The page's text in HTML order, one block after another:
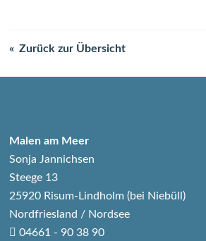
Zurück zur Übersicht
Malen am Meer
Sonja Jannichsen
Steege 13
25920 Risum-Lindholm (bei Niebüll)
Nordfriesland / Nordsee
04661 - 90 38 90